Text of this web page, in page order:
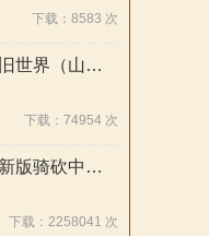
下载：8583 次
中古战锤：旧世界（山间之战）
下载：74954 次
【测试中】新版骑砍中文站Mod管理器
下载：2258041 次